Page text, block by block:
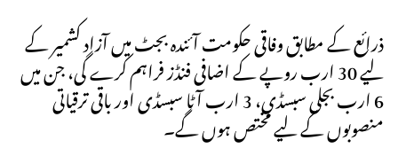
ذرائع کے مطابق وفاقی حکومت آئندہ بجٹ میں آزاد کشمیر کے
لیے 30 ارب روپے کے اضافی فنڈز فراہم کرے گی، جن میں
6 ارب بجلی سبسڈی، 3 ارب آٹا سبسڈی اور باقی ترقیاتی
منصوبوں کے لیے مختص ہوں گے۔